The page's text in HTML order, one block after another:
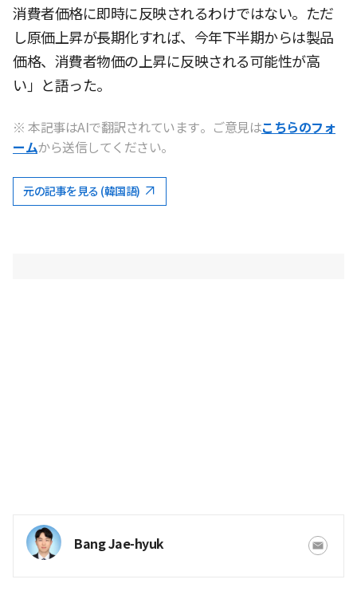
消費者価格に即時に反映されるわけではない。ただ
し原価上昇が長期化すれば、今年下半期からは製品
価格、消費者物価の上昇に反映される可能性が高
い」と語った。
※ 本記事はAIで翻訳されています。ご意見はこちらのフォ
ームから送信してください。
元の記事を見る (韓国語)
Bang Jae-hyuk